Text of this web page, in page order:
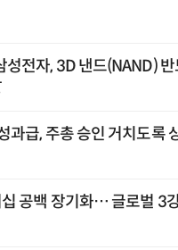
성전자, 3D 낸드(NAND)
과급, 주총 승인 거치도록
공백 장기화… 글로벌 3